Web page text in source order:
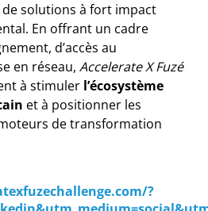
de solutions à fort impact
En offrant un cadre
d’accès au
en réseau,Accelerate X Fuzé
à stimuler l’écosystème
et à positionner les
de transformation
?